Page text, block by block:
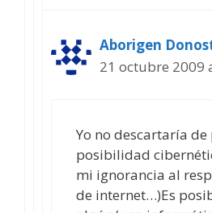
Aborigen
21 octubre 2009
Yo no descartaría de
posibilidad
mi ignorancia al
de internet…)Es